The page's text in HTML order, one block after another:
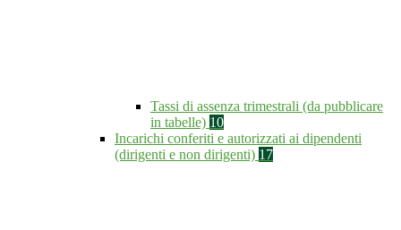
Tassi di assenza trimestrali (da pubblicare
in tabelle) 10
Incarichi conferiti e autorizzati ai dipendenti
(dirigenti e non dirigenti) 17